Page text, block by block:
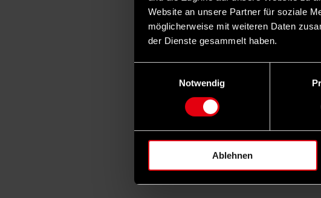
Website an unsere Partner für soziale
möglicherweise mit weiteren Daten
der Dienste gesammelt haben.
Notwendig
Ablehnen